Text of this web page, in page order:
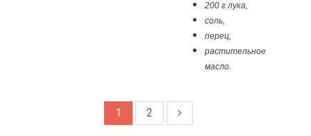
200 г лука,
соль,
перец,
растительное
масло.
1 2